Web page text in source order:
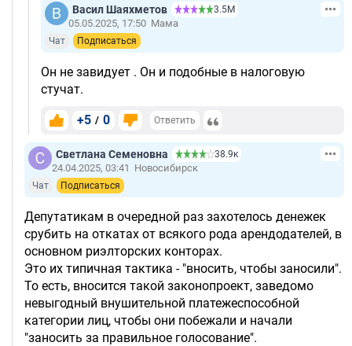
Васил Шаяхметов 3.5М
05.05.2025, 17:50 Мама
Чат Подписаться
Он не завидует . Он и подобные в налоговую
стучат.
+5 / 0 Ответить
Светлана Семеновна 38.9к
24.04.2025, 03:41 Новосибирск
Чат Подписаться
Депутатикам в очередной раз захотелось денежек
срубить на откатах от всякого рода арендодателей, в
основном риэлторских конторах.
Это их типичная тактика - "вносить, чтобы заносили".
То есть, вносится такой законопроект, заведомо
невыгодный внушительной платежеспособной
категории лиц, чтобы они побежали и начали
"заносить за правильное голосование".